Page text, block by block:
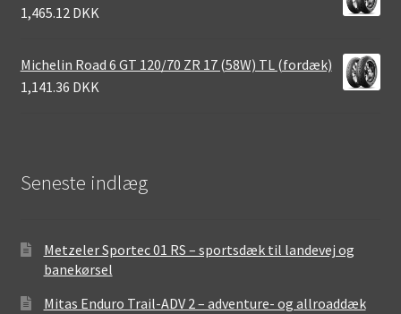
1,465.12 DKK
Michelin Road 6 GT 120/70 ZR 17 (58W) TL (fordæk)
1,141.36 DKK
Seneste indlæg
Metzeler Sportec 01 RS – sportsdæk til landevej og
banekørsel
Mitas Enduro Trail-ADV 2 – adventure- og allroaddæk